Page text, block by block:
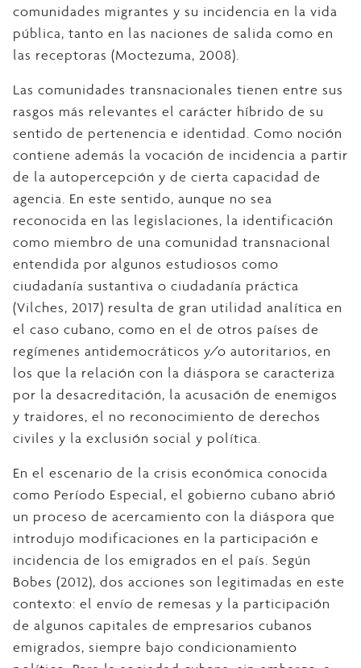
comunidades migrantes y su incidencia en la vida
pública, tanto en las naciones de salida como en
las receptoras (Moctezuma, 2008).
Las comunidades transnacionales tienen entre sus
rasgos más relevantes el carácter híbrido de su
sentido de pertenencia e identidad. Como noción
contiene además la vocación de incidencia a partir
de la autopercepción y de cierta capacidad de
agencia. En este sentido, aunque no sea
reconocida en las legislaciones, la identificación
como miembro de una comunidad transnacional
entendida por algunos estudiosos como
ciudadanía sustantiva o ciudadanía práctica
(Vilches, 2017) resulta de gran utilidad analítica en
el caso cubano, como en el de otros países de
regímenes antidemocráticos y/o autoritarios, en
los que la relación con la diáspora se caracteriza
por la desacreditación, la acusación de enemigos
y traidores, el no reconocimiento de derechos
civiles y la exclusión social y política.
En el escenario de la crisis económica conocida
como Período Especial, el gobierno cubano abrió
un proceso de acercamiento con la diáspora que
introdujo modificaciones en la participación e
incidencia de los emigrados en el país. Según
Bobes (2012), dos acciones son legitimadas en este
contexto: el envío de remesas y la participación
de algunos capitales de empresarios cubanos
emigrados, siempre bajo condicionamiento